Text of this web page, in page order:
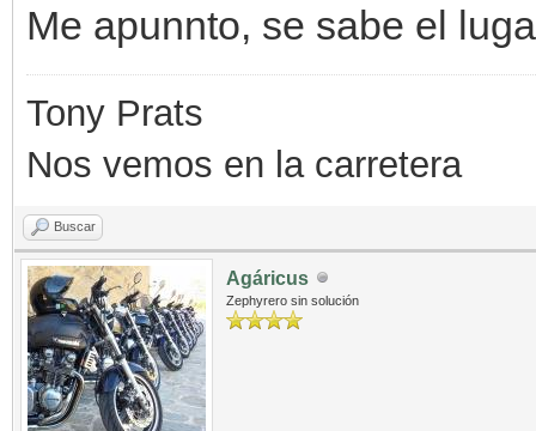
Me apunnto, se sabe el
Tony Prats
Nos vemos en la carretera
Buscar
Agáricus
Zephyrero sin solución